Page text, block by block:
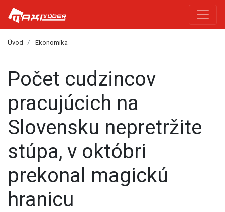
Úvod Ekonomika
Počet cudzincov
pracujúcich na
Slovensku nepretržite
stúpa, v októbri
prekonal magickú
hranicu